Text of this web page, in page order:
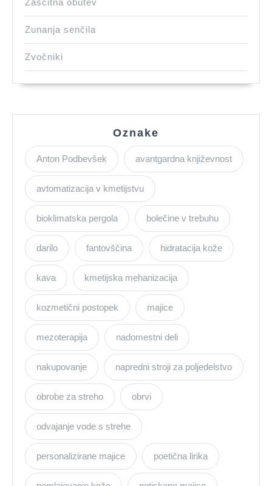
Zaščitna obutev
Zunanja senčila
Zvočniki
Oznake
Anton Podbevšek avantgardna književnost
avtomatizacija v kmetijstvu
bioklimatska pergola bolečine v trebuhu
darilo fantovščina hidratacija kože
kava kmetijska mehanizacija
kozmetični postopek majice
mezoterapija nadomestni deli
nakupovanje napredni stroji za poljedelstvo
obrobe za streho obrvi
odvajanje vode s strehe
personalizirane majice poetična lirika